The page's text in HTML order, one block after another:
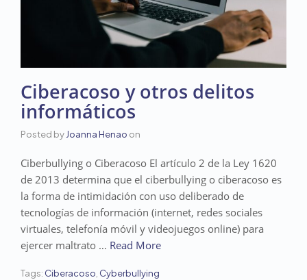
Ciberacoso y otros delitos
informáticos
Posted byJoanna Henao on
Ciberbullying o Ciberacoso El artículo 2 de la Ley 1620
de 2013 determina que el ciberbullying o ciberacoso es
la forma de intimidación con uso deliberado de
tecnologías de información (internet, redes sociales
virtuales, telefonía móvil y videojuegos online) para
ejercer maltrato … Read More
Tags: Ciberacoso, Cyberbullying